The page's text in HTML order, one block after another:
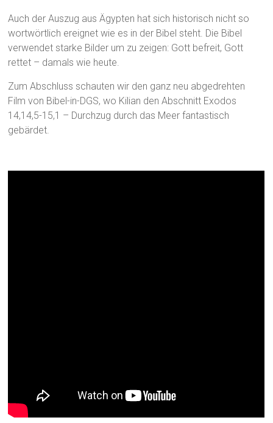
Auch der Auszug aus Ägypten hat sich historisch nicht so
wortwörtlich ereignet wie es in der Bibel steht. Die Bibel
verwendet starke Bilder um zu zeigen: Gott befreit, Gott
rettet – damals wie heute.
Zum Abschluss schauten wir den ganz neu abgedrehten
Film von Bibel-in-DGS, wo Kilian den Abschnitt Exodos
14,14,5-15,1 – Durchzug durch das Meer fantastisch
gebärdet.